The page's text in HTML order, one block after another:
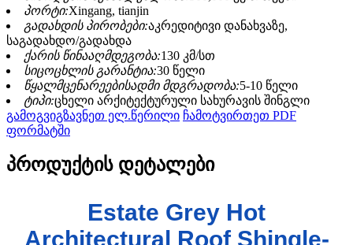
პორტი:Xingang, tianjin
გადახდის პირობები:აკრედიტივი დანახვაზე,
საგადახდო/გადახდა
ქარის წინააღმდეგობა:130 კმ/სთ
სიცოცხლის გარანტია:30 წელი
წყალმცენარეებისადმი მდგრადობა:5-10 წელი
ტიპი:ცხელი არქიტექტურული სახურავის შინგლი
გამოგვიგზავნეთ ელ.წერილი ჩამოტვირთეთ PDF
ფორმატში
პროდუქტის დეტალები
Estate Grey Hot
Architectural Roof Shingle-